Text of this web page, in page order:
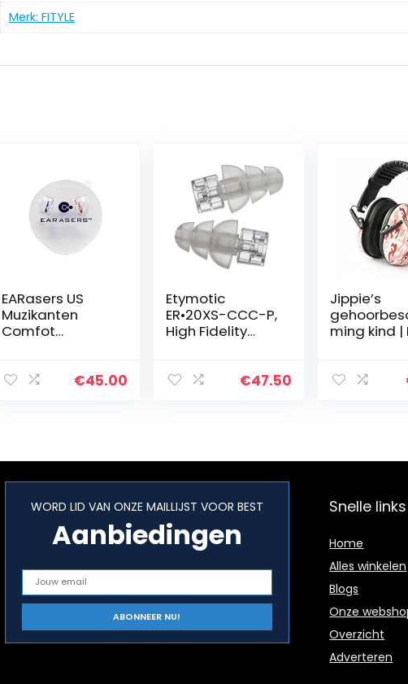
Merk: FITYLE
EARasers US
Muzikanten
Comfot
Zachte
ming voor…
€45.00
Etymotic
ER•20XS-CCC-P,
High Fidelity
helder/wit, €47.50
Jippie’s
ming kind |
WORD LID VAN ONZE MAILLIJST VOOR BEST
Aanbiedingen
Snelle links
Home
Alles winkelen
Blogs
Onze
Overzicht
Adverteren